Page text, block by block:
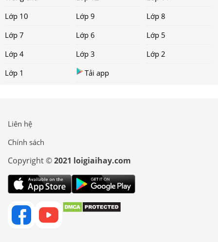
Lớp 10
Lớp 9
Lớp 8
Lớp 7
Lớp 6
Lớp 5
Lớp 4
Lớp 3
Lớp 2
Lớp 1
Tải app
Liên hệ
Chính sách
Copyright ©2021 loigiaihay.com